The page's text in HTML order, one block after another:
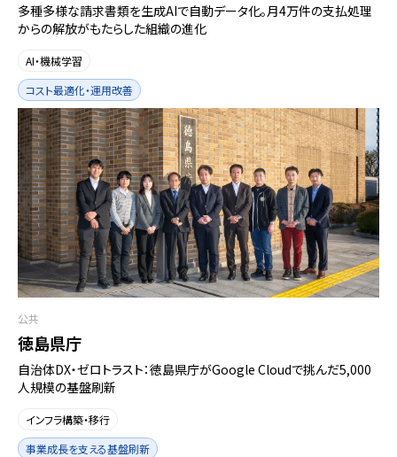
多種多様な請求書類を生成AIで自動データ化。月4万件の支払処理
からの解放がもたらした組織の進化
AI・機械学習
コスト最適化・運用改善
公共
徳島県庁
自治体DX・ゼロトラスト：徳島県庁がGoogle Cloudで挑んだ5,000
人規模の基盤刷新
インフラ構築・移行
事業成長を支える基盤刷新